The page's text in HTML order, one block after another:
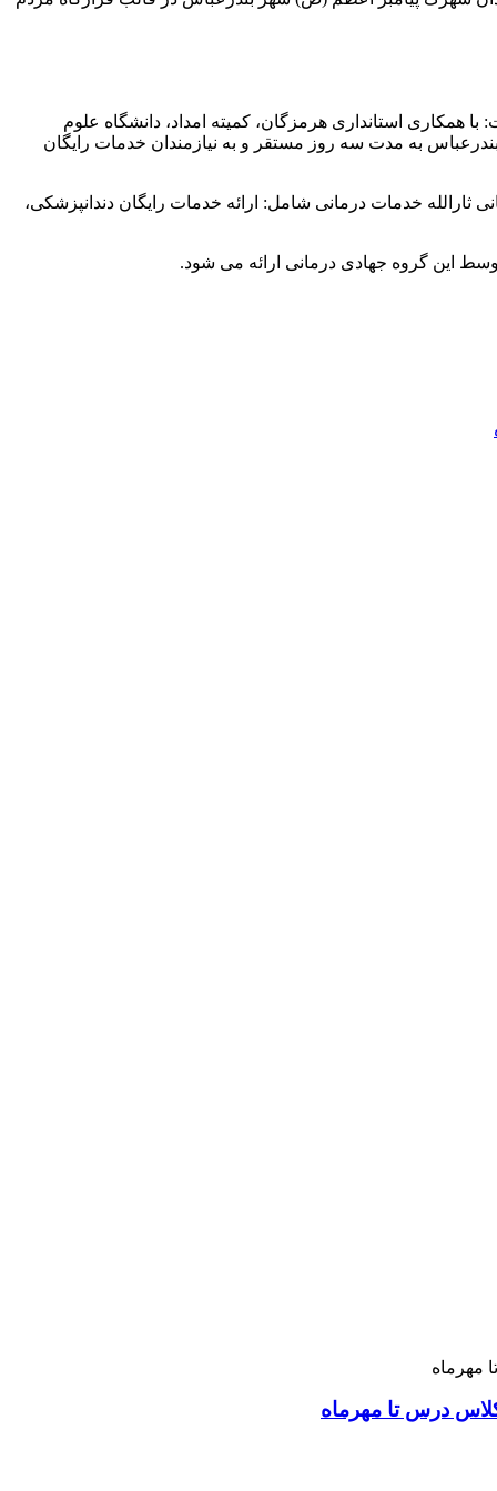
استانداری هرمزگان، کمیته امداد، دانشگاه علوم
به مدت سه روز مستقر و به نیازمندان خدمات رایگان
گروه جهادی درمانی ثارالله خدمات درمانی شامل: ارائه خدمات رایگان دندانپزشکی،